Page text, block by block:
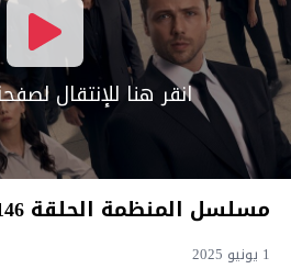
انقر هنا للإنتقال
مسلسل المنظمة الحلقة 146
1 يونيو 2025